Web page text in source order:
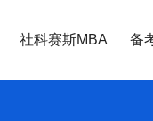
社科赛斯MBA 备